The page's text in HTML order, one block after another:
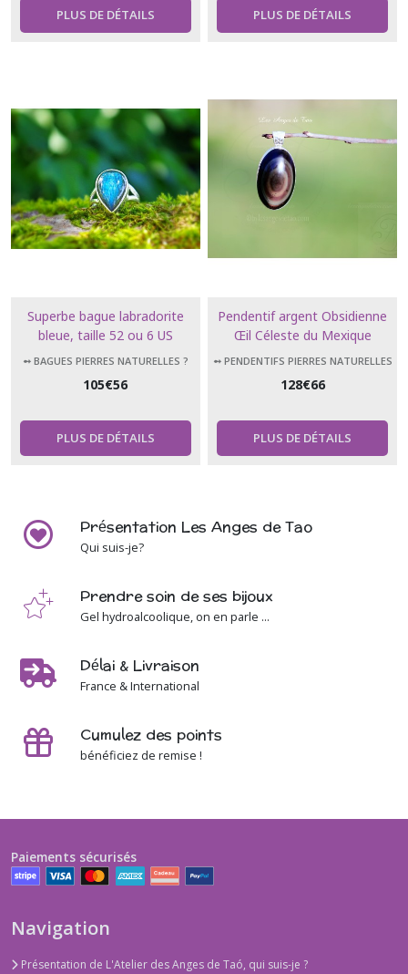
PLUS DE DÉTAILS PLUS DE DÉTAILS
Superbe bague labradorite
bleue, taille 52 ou 6 US
➻ BAGUES PIERRES NATURELLES ?
105€56
PLUS DE DÉTAILS
Pendentif argent Obsidienne
Œil Céleste du Mexique
➻ PENDENTIFS PIERRES NATURELLES
128€66
PLUS DE DÉTAILS
Présentation Les Anges de Tao
Qui suis-je?
Prendre soin de ses bijoux
Gel hydroalcoolique, on en parle ...
Délai & Livraison
France & International
Cumulez des points
bénéficiez de remise !
Paiements sécurisés
Navigation
Présentation de L'Atelier des Anges de Taó, qui suis-je ?